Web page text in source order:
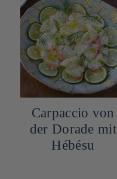
Carpaccio von
der Dorade mit
Hébésu